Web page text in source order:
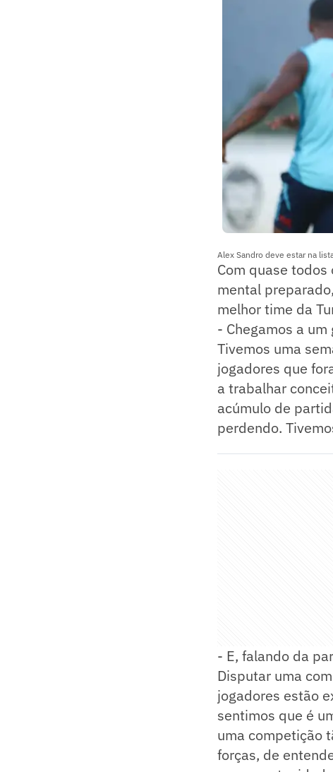
Alex Sandro deve estar na
Com quase
mental
melhor time da
- Chegamos a
Tivemos uma
jogadores que
a trabalhar
acúmulo de
perdendo.
- E, falando da
Disputar uma
jogadores estão
sentimos que é
uma competição
forças, de